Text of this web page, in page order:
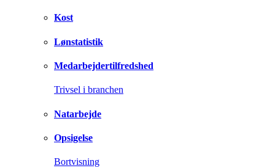
Kost
Lønstatistik
Medarbejdertilfredshed
Trivsel i branchen
Natarbejde
Opsigelse
Bortvisning